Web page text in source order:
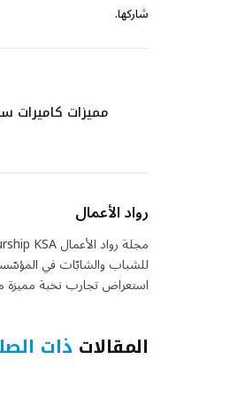
شاركها.
مميزات كاميرات
رواد الأعمال
للشباب والشابّات في
استعراض تجارب نخبة مميزة
المقالات ذات